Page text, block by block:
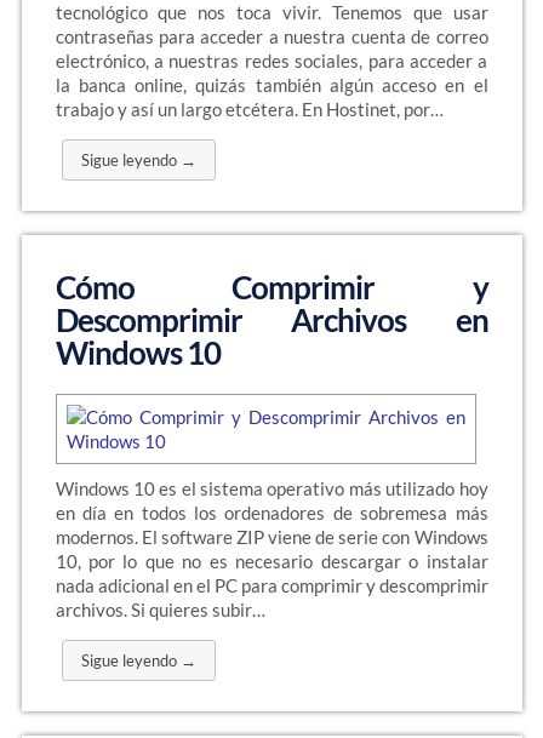
tecnológico que nos toca vivir. Tenemos que usar
contraseñas para acceder a nuestra cuenta de correo
electrónico, a nuestras redes sociales, para acceder a
la banca online, quizás también algún acceso en el
trabajo y así un largo etcétera. En Hostinet, por…
Sigue leyendo →
Cómo Comprimir y
Descomprimir Archivos en
Windows 10
Windows 10 es el sistema operativo más utilizado hoy
en día en todos los ordenadores de sobremesa más
modernos. El software ZIP viene de serie con Windows
10, por lo que no es necesario descargar o instalar
nada adicional en el PC para comprimir y descomprimir
archivos. Si quieres subir…
Sigue leyendo →